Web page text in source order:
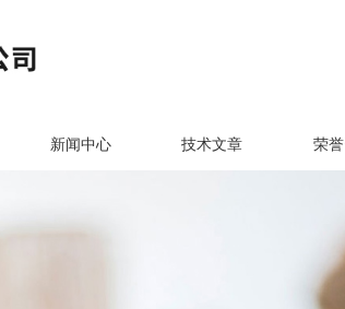
新闻中心 技术文章 荣